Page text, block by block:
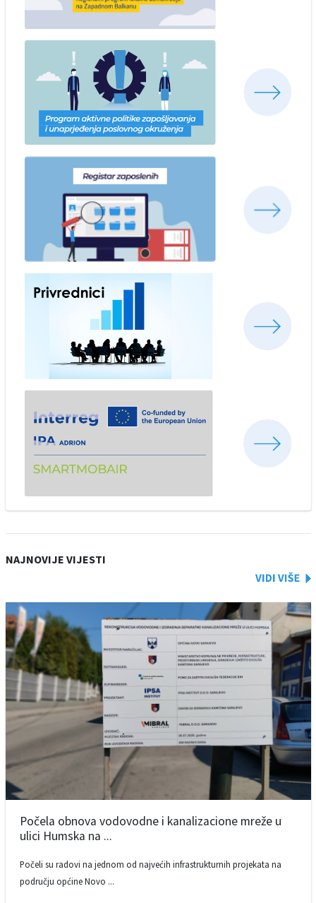
NAJNOVIJE VIJESTI
Počela obnova vodovodne i kanalizacione mreže u
ulici Humska na ...
Počeli su radovi na jednom od najvećih infrastrukturnih projekata na
području općine Novo ...